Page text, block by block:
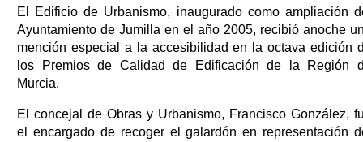
El Edificio de Urbanismo, inaugurado como ampliación
Ayuntamiento de Jumilla en el año 2005, recibió anoche
mención especial a la accesibilidad en la octava edición
los Premios de Calidad de Edificación de la Región
Murcia.
El concejal de Obras y Urbanismo, Francisco González,
el encargado de recoger el galardón en representación